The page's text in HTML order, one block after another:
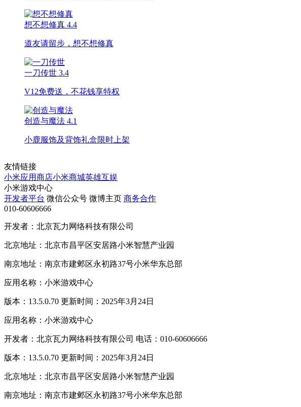
想不想修真 4.4
道友请留步，想不想修真
一刀传世 3.4
V12免费送，不花钱享特权
创造与魔法 4.1
小鹿服饰及背饰礼盒限时上架
友情链接
小米应用商店小米商城英雄互娱
小米游戏中心
开发者平台 微信公众号 微博主页 商务合作
010-60606666
开发者：北京瓦力网络科技有限公司
北京地址：北京市昌平区安居路小米智慧产业园
南京地址：南京市建邺区永初路37号小米华东总部
应用名称：小米游戏中心
版本：13.5.0.70 更新时间：2025年3月24日
应用名称：小米游戏中心
开发者：北京瓦力网络科技有限公司 电话：010-60606666
版本：13.5.0.70 更新时间：2025年3月24日
北京地址：北京市昌平区安居路小米智慧产业园
南京地址：南京市建邺区永初路37号小米华东总部